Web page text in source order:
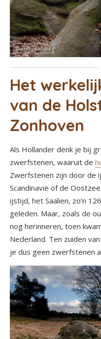
Het
van de
Zonhoven
Als Hollander denk je bij
zwerfstenen, waaruit de
Zwerfstenen zijn door de
Scandinavië of de
ijstijd, het Saalien, zo’n
geleden. Maar, zoals de
nog herinneren, toen
Nederland. Ten zuiden
je dus geen zwerfstenen